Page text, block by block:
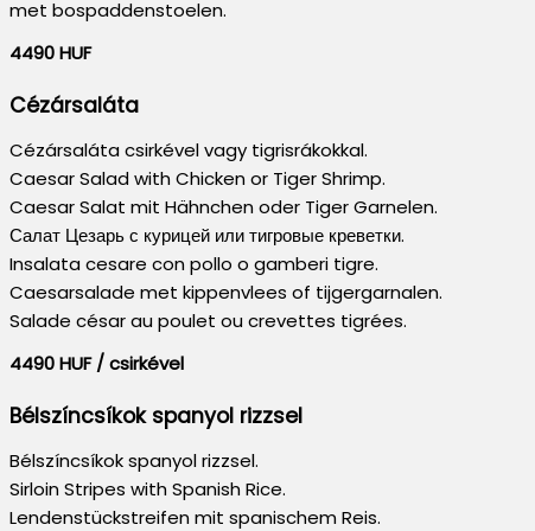
met bospaddenstoelen.
4490 HUF
Cézársaláta
Cézársaláta csirkével vagy tigrisrákokkal.
Caesar Salad with Chicken or Tiger Shrimp.
Caesar Salat mit Hähnchen oder Tiger Garnelen.
Салат Цезарь с курицей или тигровые креветки.
Insalata cesare con pollo o gamberi tigre.
Caesarsalade met kippenvlees of tijgergarnalen.
Salade césar au poulet ou crevettes tigrées.
4490 HUF / csirkével
Bélszíncsíkok spanyol rizzsel
Bélszíncsíkok spanyol rizzsel.
Sirloin Stripes with Spanish Rice.
Lendenstückstreifen mit spanischem Reis.